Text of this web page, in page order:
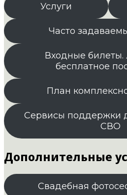
Услуги
Часто
Входные билеты.
бесплатное
План
Сервисы поддержки
СВО
Дополнительные
Свадебная